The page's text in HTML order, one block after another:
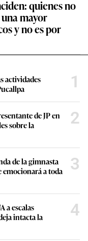
quienes no
mayor
y no es por
actividades
1
de JP en
sobre la
2
de la gimnasta
emocionará a toda
3
a escalas
intacta la
4